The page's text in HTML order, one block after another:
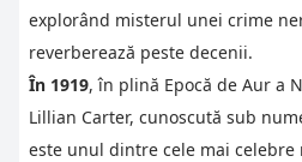
explorând misterul unei crime
reverberează peste decenii.
În 1919, în plină Epocă de Aur a
Lillian Carter, cunoscută sub
este unul dintre cele mai